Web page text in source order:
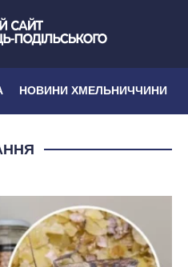
НОВИНИ ХМЕЛЬНИЧЧИНИ